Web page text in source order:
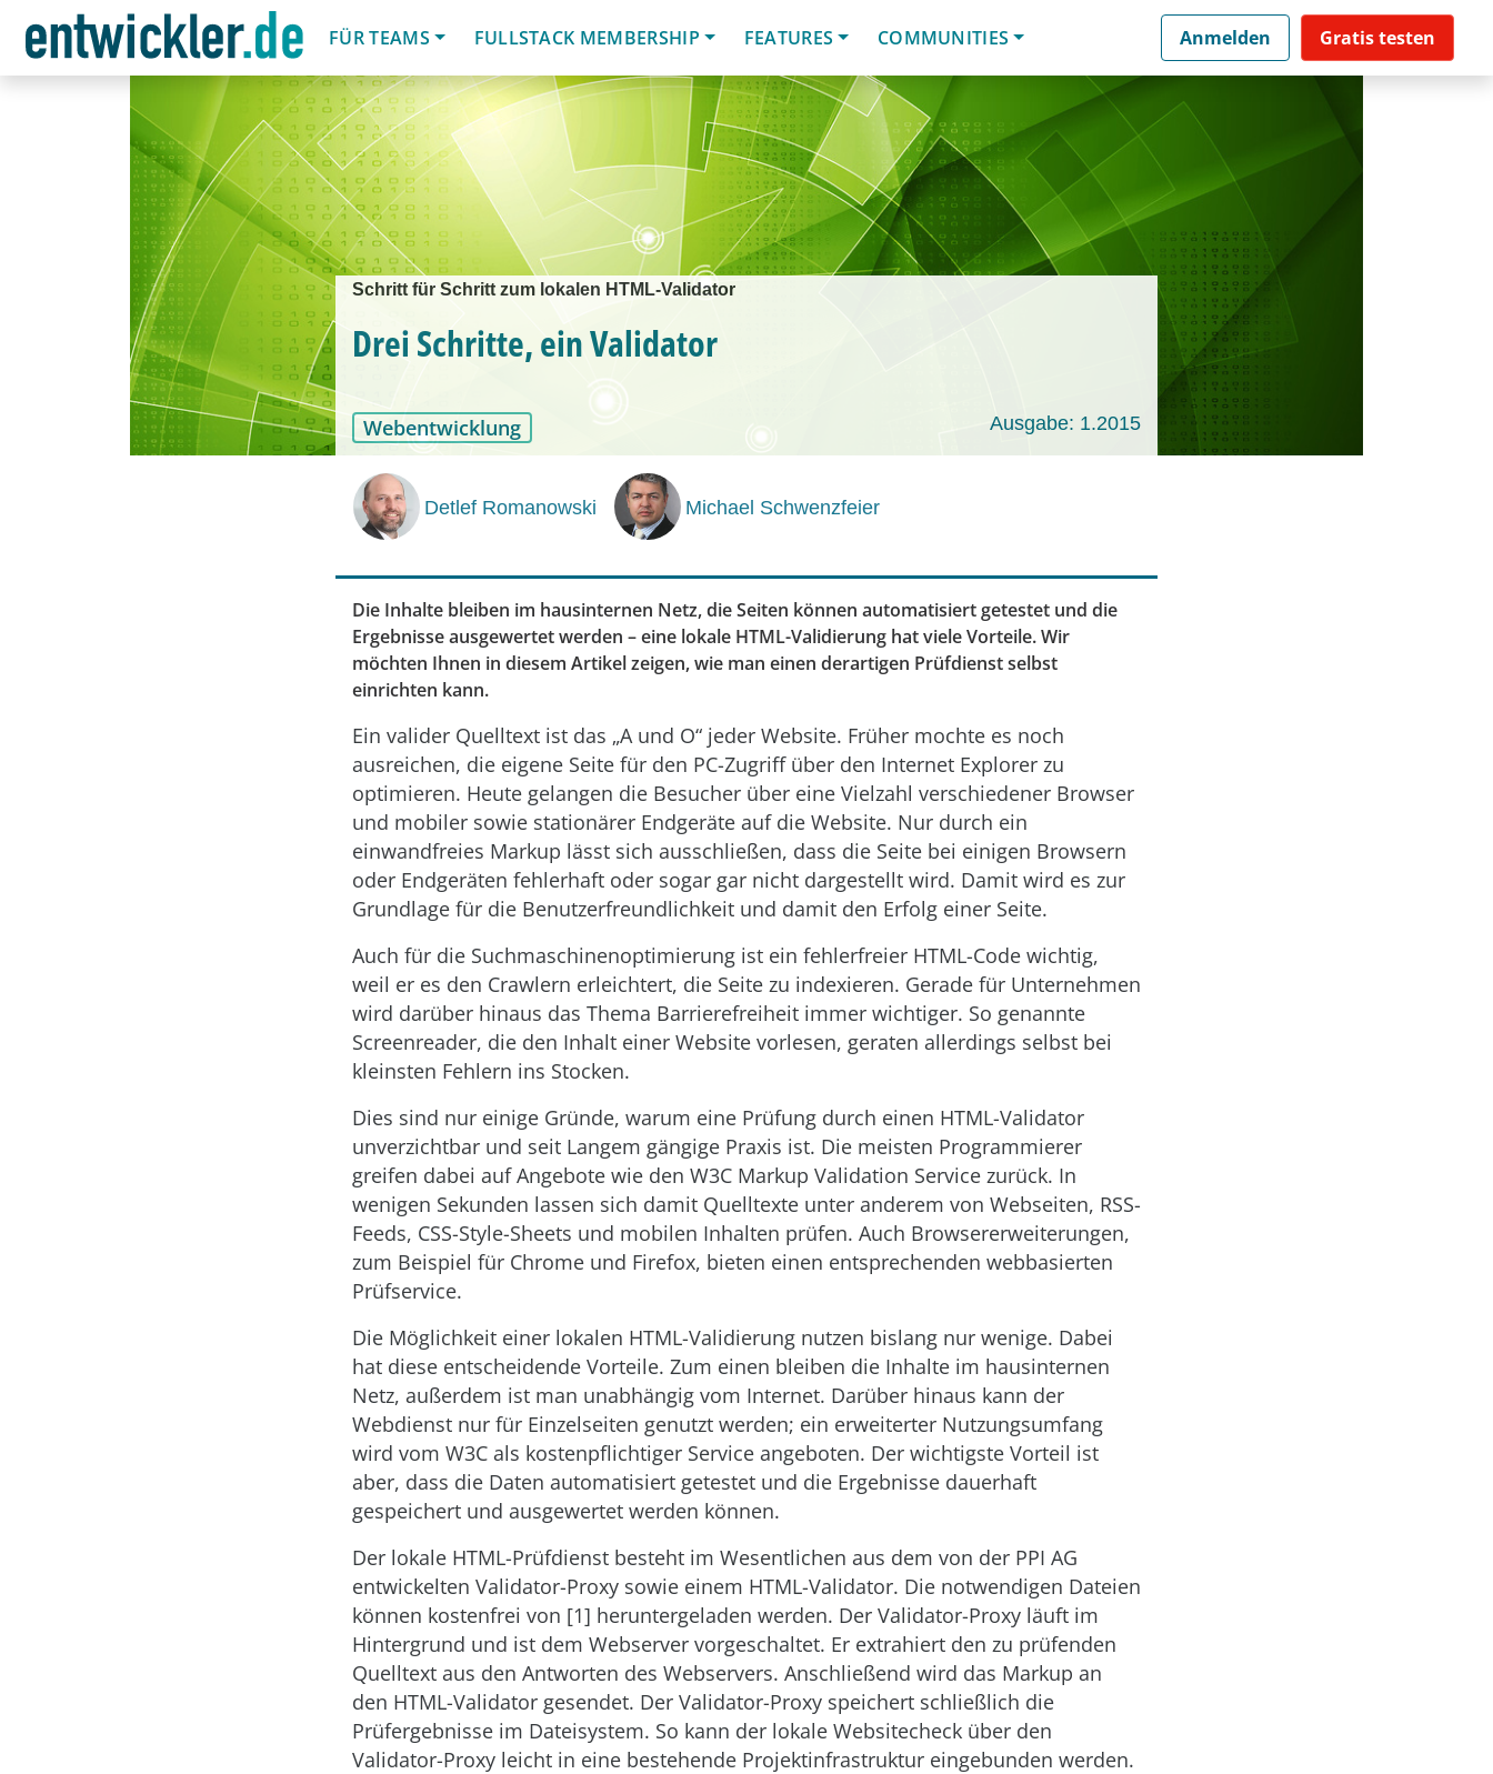
FÜR TEAMS
FULLSTACK MEMBERSHIP FEATURES COMMUNITIES Anmelden Gratis testen
Schritt für Schritt zum lokalen HTML-Validator
Drei Schritte, ein Validator
Webentwicklung Ausgabe: 1.2015
Detlef Romanowski Michael Schwenzfeier
Die Inhalte bleiben im hausinternen Netz, die Seiten können automatisiert getestet und die
Ergebnisse ausgewertet werden – eine lokale HTML-Validierung hat viele Vorteile. Wir
möchten Ihnen in diesem Artikel zeigen, wie man einen derartigen Prüfdienst selbst
einrichten kann.
Ein valider Quelltext ist das „A und O“ jeder Web­site. Früher mochte es noch
ausreichen, die eigene Seite für den PC-Zugriff über den Internet Explorer zu
optimieren. Heute gelangen die Besucher über eine Vielzahl verschiedener Browser
und mobiler sowie stationärer Endgeräte auf die Website. Nur durch ein
einwandfreies Markup lässt sich ausschließen, dass die Seite bei einigen Browsern
oder Endgeräten fehlerhaft oder sogar gar nicht dargestellt wird. Damit wird es zur
Grundlage für die Benutzerfreundlichkeit und damit den Erfolg einer Seite.
Auch für die Suchmaschinenoptimierung ist ein fehlerfreier HTML-Code wichtig,
weil er es den Crawlern erleichtert, die Seite zu indexieren. Gerade für Unternehmen
wird darüber hinaus das Thema Barrierefreiheit immer wichtiger. So genannte
Screenreader, die den Inhalt einer Website vorlesen, geraten allerdings selbst bei
kleinsten Fehlern ins Stocken.
Dies sind nur einige Gründe, warum eine Prüfung durch einen HTML-Validator
unverzichtbar und seit Langem gängige Praxis ist. Die meisten Programmierer
greifen dabei auf Angebote wie den W3C Markup Validation Service zurück. In
wenigen Sekunden lassen sich damit Quelltexte unter anderem von Webseiten, RSS-
Feeds, CSS-Style-Sheets und mobilen Inhalten prüfen. Auch Browsererweiterungen,
zum Beispiel für Chrome und Firefox, bieten einen entsprechenden webbasierten
Prüfservice.
Die Möglichkeit einer lokalen HTML-Validierung nutzen bislang nur wenige. Dabei
hat diese entscheidende Vorteile. Zum einen bleiben die Inhalte im hausinternen
Netz, außerdem ist man unabhängig vom Internet. Darüber hinaus kann der
Webdienst nur für Einzelseiten genutzt werden; ein erweiterter Nutzungsumfang
wird vom W3C als kostenpflichtiger Service angeboten. Der wichtigste Vorteil ist
aber, dass die Daten automatisiert getestet und die Ergebnisse dauerhaft
gespeichert und ausgewertet werden können.
Der lokale HTML-Prüfdienst besteht im Wesentlichen aus dem von der PPI AG
entwickelten Validator-Proxy sowie einem HTML-Validator. Die notwendigen Dateien
können kostenfrei von [1] heruntergeladen werden. Der Validator-Proxy läuft im
Hintergrund und ist dem Webserver vorgeschaltet. Er extrahiert den zu prüfenden
Quelltext aus den Antworten des Webservers. Anschließend wird das Markup an
den HTML-­Validator gesendet. Der Validator-Proxy speichert schließlich die
Prüfergebnisse im Dateisystem. So kann der lokale Websitecheck über den
Validator-Proxy leicht in eine bestehende Projektinfrastruktur eingebunden werden.